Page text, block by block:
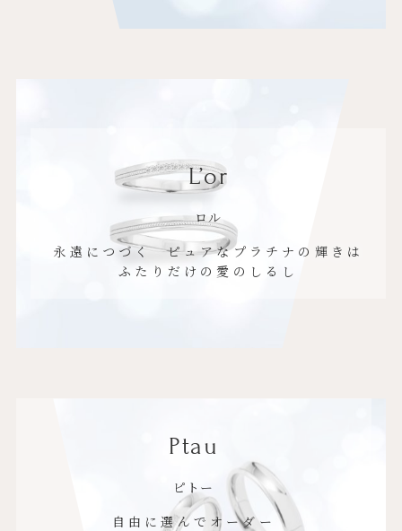
L’or
ロル
永遠につづく ピュアなプラチナの輝きは
ふたりだけの愛のしるし
Ptau
ピトー
自由に選んでオーダー